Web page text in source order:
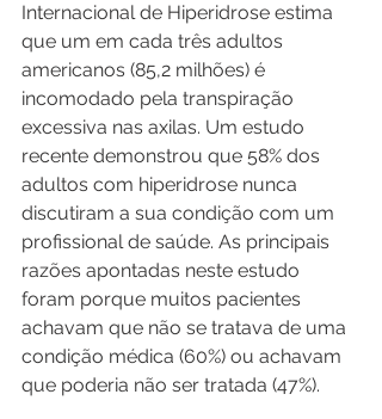
Internacional de Hiperidrose estima
que um em cada três adultos
americanos (85,2 milhões) é
incomodado pela transpiração
excessiva nas axilas. Um estudo
recente demonstrou que 58% dos
adultos com hiperidrose nunca
discutiram a sua condição com um
profissional de saúde. As principais
razões apontadas neste estudo
foram porque muitos pacientes
achavam que não se tratava de uma
condição médica (60%) ou achavam
que poderia não ser tratada (47%).